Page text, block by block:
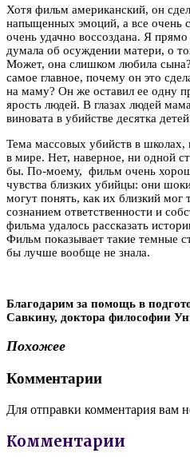
Хотя фильм американский, он
напыщенных эмоций, а все очень
очень удачно воссоздана. Я прямо
думала об осуждении матери, о
Может, она слишком любила
самое главное, почему он это
на маму? Он же оставил ее одну
ярость людей. В глазах людей
виновата в убийстве десятка
Тема массовых убийств в школах,
в мире. Нет, наверное, ни одной
бы. По-моему, фильм очень
чувства близких убийцы: они
могут понять, как их близкий мог
сознанием ответственности и
фильма удалось рассказать
Фильм показывает такие темные
бы лучше вообще не знала.
Благодарим за помощь в
Савкину, доктора философии
Похожее
Комментарии
Для отправки комментария вам
Комментарии